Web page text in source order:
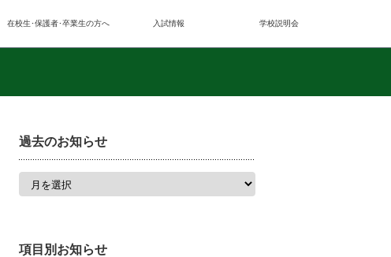
在校生･保護者･卒業生の方へ 入試情報 学校説明会
過去のお知らせ
項目別お知らせ